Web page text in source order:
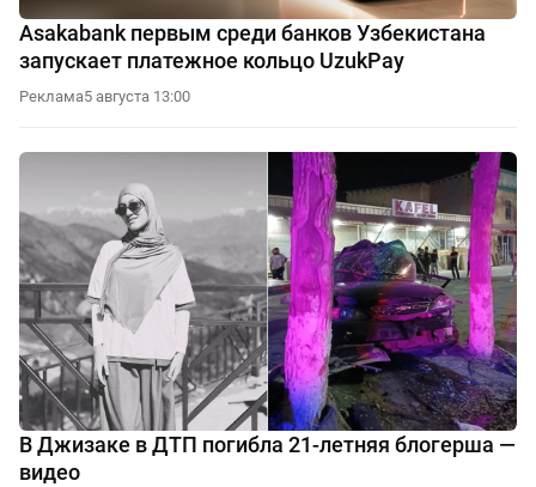
Asakabank первым среди банков Узбекистана
запускает платежное кольцо UzukPay
Реклама5 августа 13:00
В Джизаке в ДТП погибла 21-летняя блогерша —
видео